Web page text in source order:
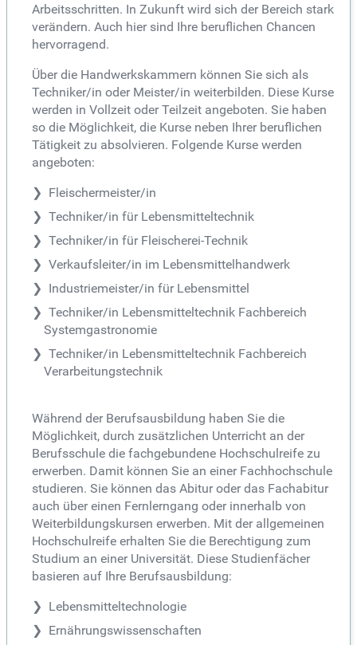
Arbeitsschritten. In Zukunft wird sich der Bereich stark
verändern. Auch hier sind Ihre beruflichen Chancen
hervorragend.
Über die Handwerkskammern können Sie sich als
Techniker/in oder Meister/in weiterbilden. Diese Kurse
werden in Vollzeit oder Teilzeit angeboten. Sie haben
so die Möglichkeit, die Kurse neben Ihrer beruflichen
Tätigkeit zu absolvieren. Folgende Kurse werden
angeboten:
Fleischermeister/in
Techniker/in für Lebensmitteltechnik
Techniker/in für Fleischerei-Technik
Verkaufsleiter/in im Lebensmittelhandwerk
Industriemeister/in für Lebensmittel
Techniker/in Lebensmitteltechnik Fachbereich
Systemgastronomie
Techniker/in Lebensmitteltechnik Fachbereich
Verarbeitungstechnik
Während der Berufsausbildung haben Sie die
Möglichkeit, durch zusätzlichen Unterricht an der
Berufsschule die fachgebundene Hochschulreife zu
erwerben. Damit können Sie an einer Fachhochschule
studieren. Sie können das Abitur oder das Fachabitur
auch über einen Fernlerngang oder innerhalb von
Weiterbildungskursen erwerben. Mit der allgemeinen
Hochschulreife erhalten Sie die Berechtigung zum
Studium an einer Universität. Diese Studienfächer
basieren auf Ihre Berufsausbildung:
Lebensmitteltechnologie
Ernährungswissenschaften